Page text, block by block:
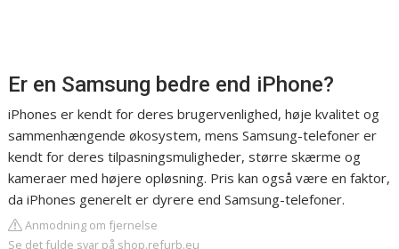
Er en Samsung bedre end iPhone?
iPhones er kendt for deres brugervenlighed, høje kvalitet og
sammenhængende økosystem, mens Samsung-telefoner er
kendt for deres tilpasningsmuligheder, større skærme og
kameraer med højere opløsning. Pris kan også være en faktor,
da iPhones generelt er dyrere end Samsung-telefoner.
Anmodning om fjernelse
Se det fulde svar på shop.refurb.eu